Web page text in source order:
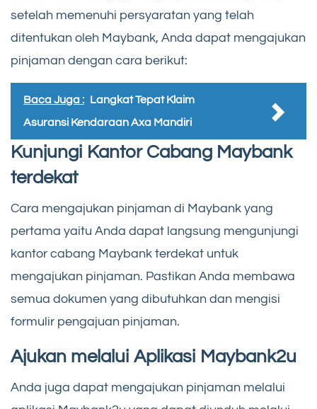
setelah memenuhi persyaratan yang telah
ditentukan oleh Maybank, Anda dapat mengajukan
pinjaman dengan cara berikut:
Baca Juga : Langkat Tepat Klaim
Asuransi Kendaraan Axa Mandiri
Kunjungi Kantor Cabang Maybank
terdekat
Cara mengajukan pinjaman di Maybank yang
pertama yaitu Anda dapat langsung mengunjungi
kantor cabang Maybank terdekat untuk
mengajukan pinjaman. Pastikan Anda membawa
semua dokumen yang dibutuhkan dan mengisi
formulir pengajuan pinjaman.
Ajukan melalui Aplikasi Maybank2u
Anda juga dapat mengajukan pinjaman melalui